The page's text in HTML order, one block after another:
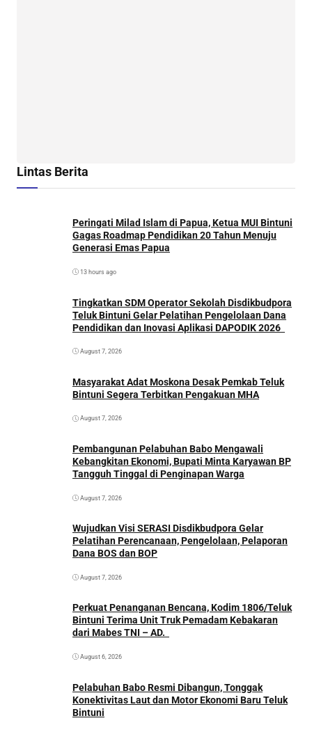
Lintas Berita
Peringati Milad Islam di Papua, Ketua MUI Bintuni
Gagas Roadmap Pendidikan 20 Tahun Menuju
Generasi Emas Papua
13 hours ago
Tingkatkan SDM Operator Sekolah Disdikbudpora
Teluk Bintuni Gelar Pelatihan Pengelolaan Dana
August 7, 2026
Masyarakat Adat Moskona Desak Pemkab Teluk
Bintuni Segera Terbitkan Pengakuan MHA
August 7, 2026
Pembangunan Pelabuhan Babo Mengawali
Kebangkitan Ekonomi, Bupati Minta Karyawan BP
Tangguh Tinggal di Penginapan Warga
August 7, 2026
Wujudkan Visi SERASI Disdikbudpora Gelar
Pelatihan Perencanaan, Pengelolaan, Pelaporan
Dana BOS dan BOP
August 7, 2026
Perkuat Penanganan Bencana, Kodim 1806/Teluk
Bintuni Terima Unit Truk Pemadam Kebakaran
August 6, 2026
Pelabuhan Babo Resmi Dibangun, Tonggak
Konektivitas Laut dan Motor Ekonomi Baru Teluk
Bintuni